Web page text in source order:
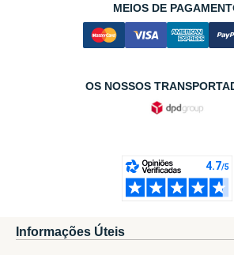
MEIOS DE
OS NOSSOS
Informações Úteis